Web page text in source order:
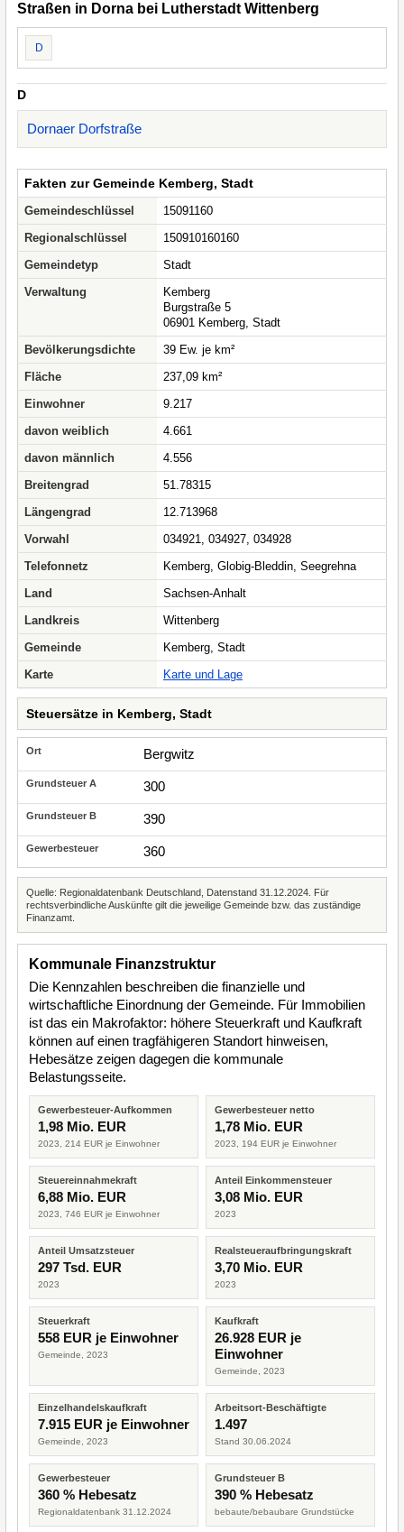
Straßen in Dorna bei Lutherstadt Wittenberg
D
D
Dornaer Dorfstraße
Fakten zur Gemeinde Kemberg, Stadt
Gemeindeschlüssel
15091160
Regionalschlüssel
150910160160
Gemeindetyp
Stadt
Verwaltung
Kemberg
Burgstraße 5
06901 Kemberg, Stadt
Bevölkerungsdichte
39 Ew. je km²
Fläche
237,09 km²
Einwohner
9.217
davon weiblich
4.661
davon männlich
4.556
Breitengrad
51.78315
Längengrad
12.713968
Vorwahl
034921, 034927, 034928
Telefonnetz
Kemberg, Globig-Bleddin, Seegrehna
Land
Sachsen-Anhalt
Landkreis
Wittenberg
Gemeinde
Kemberg, Stadt
Karte
Karte und Lage
Steuersätze in Kemberg, Stadt
Bergwitz
300
390
360
Quelle: Regionaldatenbank Deutschland, Datenstand 31.12.2024. Für
rechtsverbindliche Auskünfte gilt die jeweilige Gemeinde bzw. das zuständige
Finanzamt.
Kommunale Finanzstruktur
Die Kennzahlen beschreiben die finanzielle und
wirtschaftliche Einordnung der Gemeinde. Für Immobilien
ist das ein Makrofaktor: höhere Steuerkraft und Kaufkraft
können auf einen tragfähigeren Standort hinweisen,
Hebesätze zeigen dagegen die kommunale
Belastungsseite.
Gewerbesteuer-Aufkommen
1,98 Mio. EUR
2023, 214 EUR je Einwohner
Gewerbesteuer netto
1,78 Mio. EUR
2023, 194 EUR je Einwohner
Steuereinnahmekraft
6,88 Mio. EUR
2023, 746 EUR je Einwohner
Anteil Einkommensteuer
3,08 Mio. EUR
2023
Anteil Umsatzsteuer
297 Tsd. EUR
2023
Realsteueraufbringungskraft
3,70 Mio. EUR
2023
Steuerkraft
558 EUR je Einwohner
Gemeinde, 2023
Kaufkraft
26.928 EUR je
Einwohner
Gemeinde, 2023
Einzelhandelskaufkraft
7.915 EUR je Einwohner
Gemeinde, 2023
Arbeitsort-Beschäftigte
1.497
Stand 30.06.2024
Gewerbesteuer
360 % Hebesatz
Regionaldatenbank 31.12.2024
Grundsteuer B
390 % Hebesatz
bebaute/bebaubare Grundstücke